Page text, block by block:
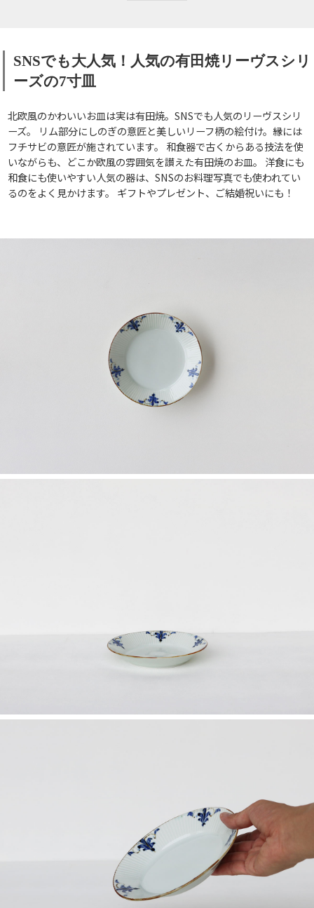
SNSでも大人気！人気の有田焼リーヴスシリ
ーズの7寸皿
北欧風のかわいいお皿は実は有田焼。SNSでも人気のリーヴスシリ
ーズ。 リム部分にしのぎの意匠と美しいリーフ柄の絵付け。縁には
フチサビの意匠が施されています。 和食器で古くからある技法を使
いながらも、どこか欧風の雰囲気を讃えた有田焼のお皿。 洋食にも
和食にも使いやすい人気の器は、SNSのお料理写真でも使われてい
るのをよく見かけます。 ギフトやプレゼント、ご結婚祝いにも！